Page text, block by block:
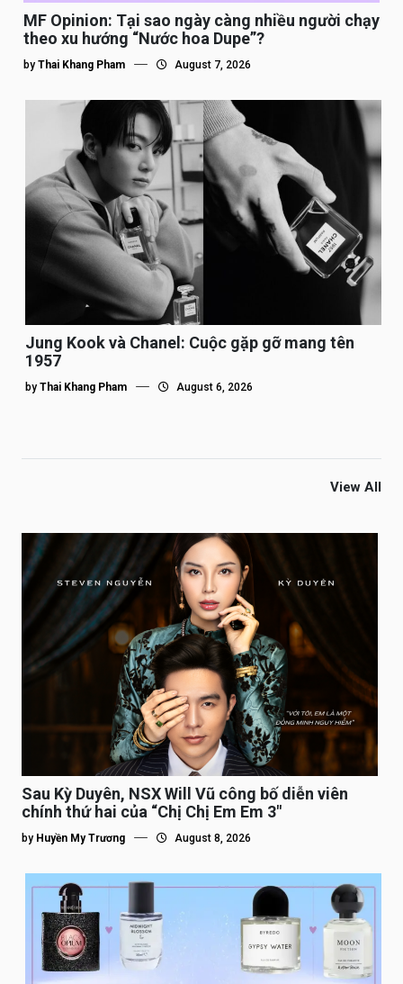
MF Opinion: Tại sao ngày càng nhiều người chạy
theo xu hướng “Nước hoa Dupe”?
by Thai Khang Pham August 7, 2026
Jung Kook và Chanel: Cuộc gặp gỡ mang tên
1957
by Thai Khang Pham August 6, 2026
View All
Sau Kỳ Duyên, NSX Will Vũ công bố diễn viên
chính thứ hai của “Chị Chị Em Em 3″
by Huyền My Trương August 8, 2026